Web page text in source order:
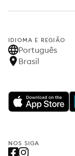
IDIOMA E REGIÃO
Português
Brasil
NOS SIGA